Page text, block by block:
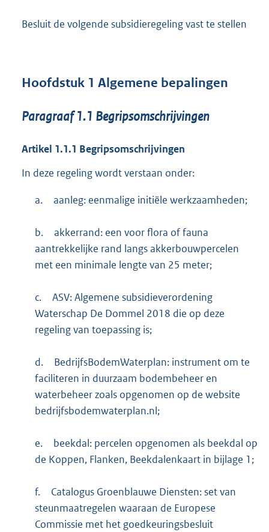
Besluit de volgende subsidieregeling vast te stellen
Hoofdstuk 1 Algemene bepalingen
Paragraaf 1.1 Begripsomschrijvingen
Artikel 1.1.1 Begripsomschrijvingen
In deze regeling wordt verstaan onder:
a. aanleg: eenmalige initiële werkzaamheden;
b.
akkerrand: een voor flora of fauna
aantrekkelijke rand langs akkerbouwpercelen
met een minimale lengte van 25 meter;
c.
ASV: Algemene subsidieverordening
Waterschap De Dommel 2018 die op deze
regeling van toepassing is;
d.
BedrijfsBodemWaterplan: instrument om te
faciliteren in duurzaam bodembeheer en
waterbeheer zoals opgenomen op de website
bedrijfsbodemwaterplan.nl;
e.
beekdal: percelen opgenomen als beekdal op
de Koppen, Flanken, Beekdalenkaart in bijlage 1;
f.
Catalogus Groenblauwe Diensten: set van
steunmaatregelen waaraan de Europese
Commissie met het goedkeuringsbesluit